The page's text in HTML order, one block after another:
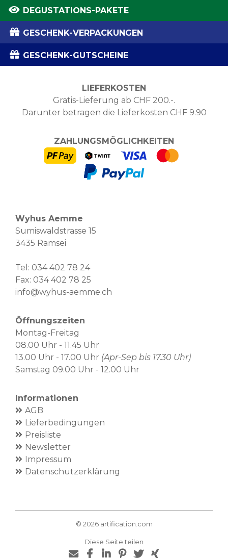
DEGUSTATIONS-PAKETE
GESCHENK-VERPACKUNGEN
GESCHENK-GUTSCHEINE
LIEFERKOSTEN
Gratis-Lieferung ab CHF 200.-.
Darunter betragen die Lieferkosten CHF 9.90
ZAHLUNGSMÖGLICHKEITEN
Wyhus Aemme
Sumiswaldstrasse 15
3435 Ramsei
Tel: 034 402 78 24
Fax: 034 402 78 25
info@wyhus-aemme.ch
Öffnungszeiten
Montag-Freitag
08.00 Uhr - 11.45 Uhr
13.00 Uhr - 17.00 Uhr (Apr-Sep bis 17.30 Uhr)
Samstag 09.00 Uhr - 12.00 Uhr
Informationen
AGB
Lieferbedingungen
Preisliste
Newsletter
Impressum
Datenschutzerklärung
© 2026 artification.com
Diese Seite teilen